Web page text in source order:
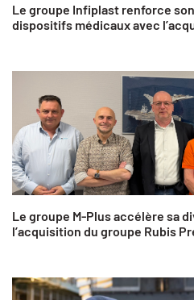
Le groupe Infiplast renforce
dispositifs médicaux avec
Le groupe M-Plus accélère sa
l’acquisition du groupe Rubis